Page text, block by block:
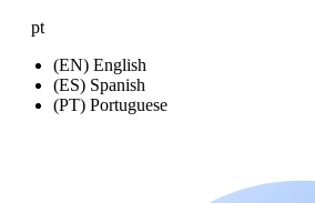
pt
(EN) English
(ES) Spanish
(PT) Portuguese